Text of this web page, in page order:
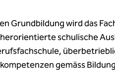
Grundbildung wird das
schulische
gemäss